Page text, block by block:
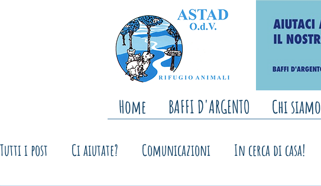
Home BAFFI D'ARGENTO Chi siamo
Tutti i post Ci aiutate? Comunicazioni In cerca di casa!